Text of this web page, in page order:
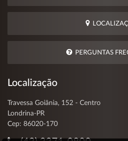
PERGUNTAS
Localização
Travessa Goiânia, 152 - Centro
Londrina-PR
Cep: 86020-170